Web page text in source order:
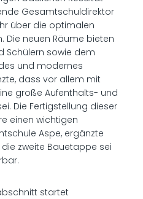
Gesamtschuldirektor
über die optimalen
Die neuen Räume bieten
Schülern sowie dem
und modernes
dass vor allem mit
große Aufenthalts- und
Die Fertigstellung dieser
einen wichtigen
Aspe, ergänzte
zweite Bauetappe sei
startet